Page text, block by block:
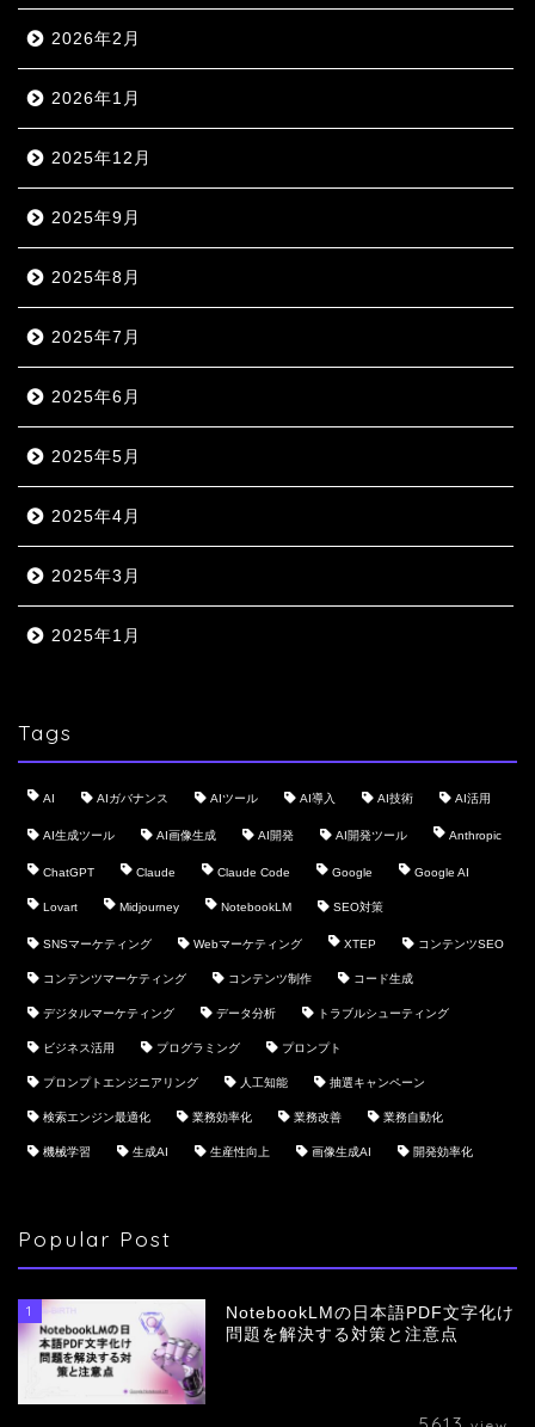
2026年2月
2026年1月
2025年12月
2025年9月
2025年8月
2025年7月
2025年6月
2025年5月
2025年4月
2025年3月
2025年1月
Tags
AI AIガバナンス AIツール AI導入 AI技術 AI活用
AI生成ツール AI画像生成 AI開発 AI開発ツール Anthropic
ChatGPT Claude Claude Code Google Google AI
Lovart Midjourney NotebookLM SEO対策
SNSマーケティング Webマーケティング XTEP コンテンツSEO
コンテンツマーケティング コンテンツ制作 コード生成
デジタルマーケティング データ分析 トラブルシューティング
ビジネス活用 プログラミング プロンプト
プロンプトエンジニアリング 人工知能 抽選キャンペーン
検索エンジン最適化 業務効率化 業務改善 業務自動化
機械学習 生成AI 生産性向上 画像生成AI 開発効率化
Popular Post
1
NotebookLMの日本語PDF文字化け
問題を解決する対策と注意点